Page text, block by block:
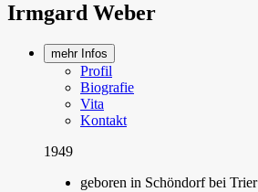
Irmgard Weber
mehr Infos
Profil
Biografie
Vita
Kontakt
1949
geboren in Schöndorf bei Trier